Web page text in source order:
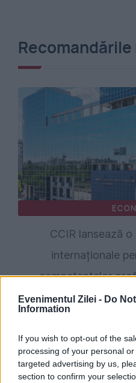
Evenimentul Zilei - Do
Information
If you wish to opt-out of the
processing of your personal
targeted advertising by us,
section to confirm your
CCIR lansează
internaționale
competențelor